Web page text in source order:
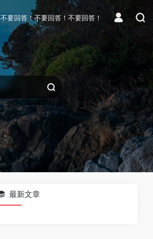
不要回答！不要回答！不要回答！
最新文章